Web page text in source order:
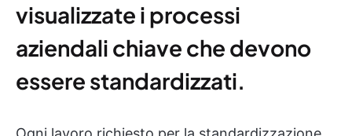
visualizzate i processi
aziendali chiave che devono
essere standardizzati.